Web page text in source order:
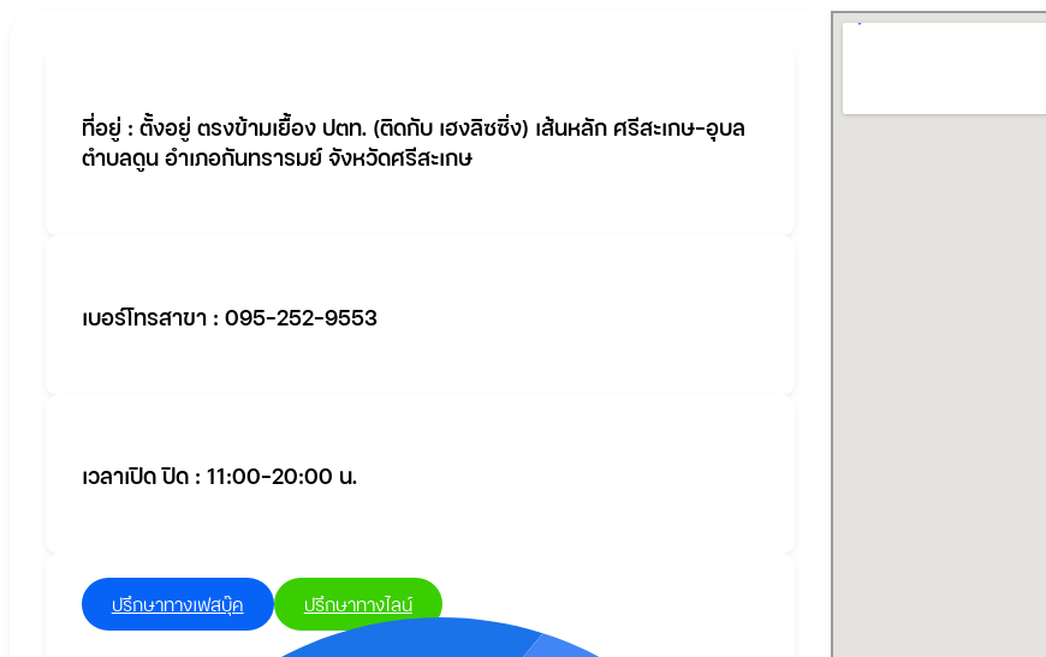
ที่อยู่ : ตั้งอยู่ ตรงข้ามเยื้อง ปตท. (ติดกับ เฮงลิซซิ่ง) เส้นหลัก ศรีสะเกษ-อุบล
ตำบลดูน อำเภอกันทรารมย์ จังหวัดศรีสะเกษ
เบอร์โทรสาขา : 095-252-9553
เวลาเปิด ปิด : 11:00-20:00 น.
ปรึกษาทางเฟสบุ๊ค ปรึกษาทางไลน์